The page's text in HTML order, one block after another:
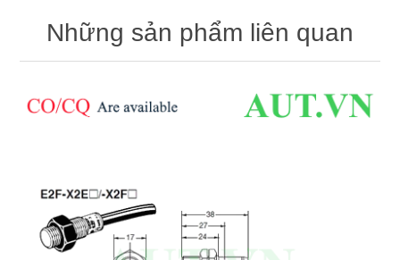
Những sản phẩm liên quan